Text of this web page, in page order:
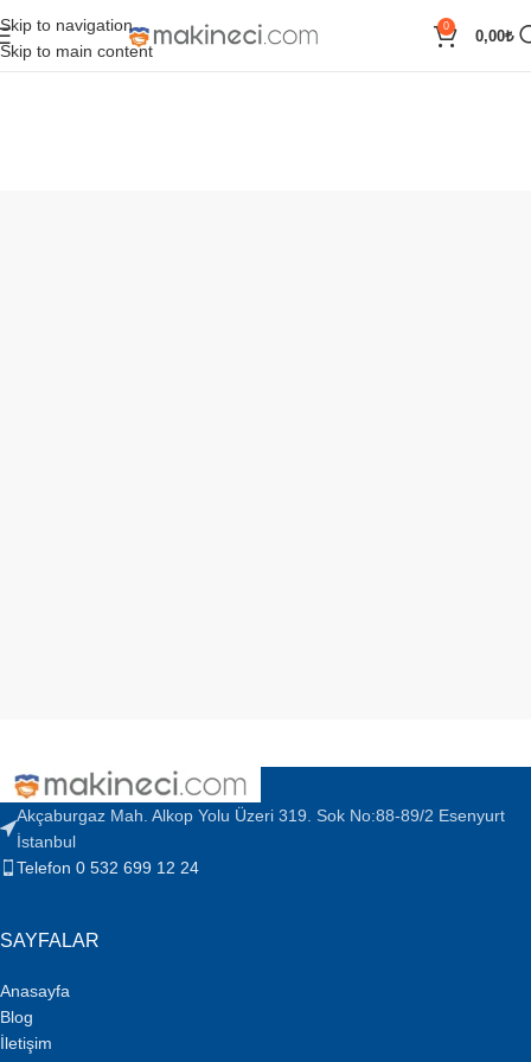
Skip to navigation
Skip to main content
0
0,00₺
Akçaburgaz Mah. Alkop Yolu Üzeri 319. Sok No:88-89/2 Esenyurt
İstanbul
Telefon 0 532 699 12 24
SAYFALAR
Anasayfa
Blog
İletişim